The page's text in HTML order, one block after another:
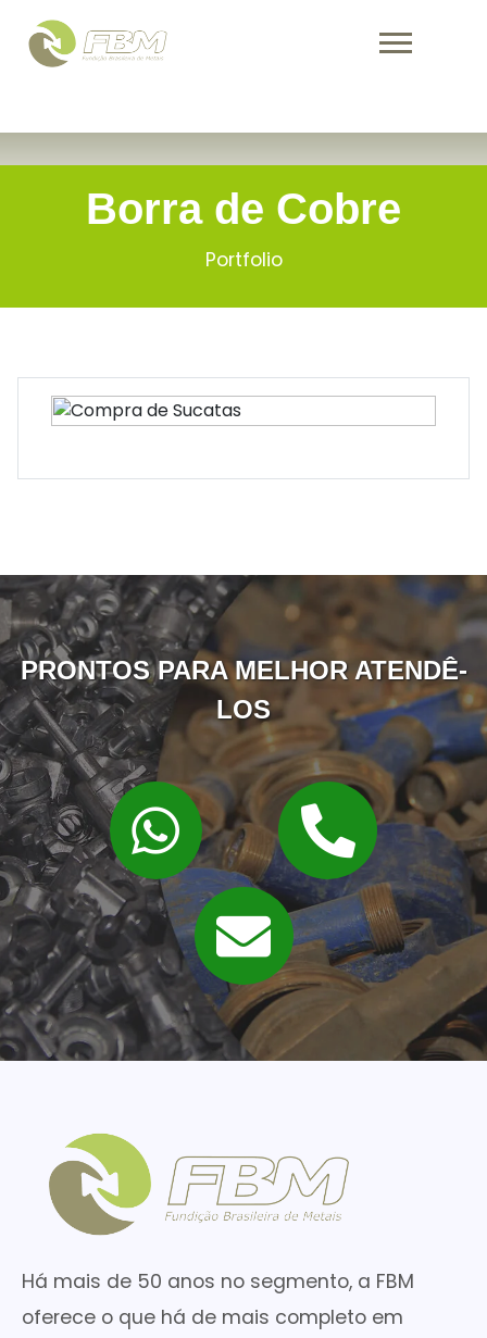
Warning : Undefined variable $activePage in
/home/fbmind/public_html/portfolio.php
Borra de Cobre
Portfolio
PRONTOS PARA MELHOR ATENDÊ-
LOS
Há mais de 50 anos no segmento, a FBM
oferece o que há de mais completo em